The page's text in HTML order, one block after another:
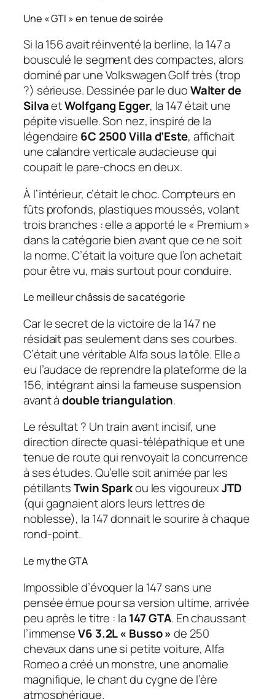
Une « GTI » en tenue de soirée
Si la 156 avait réinventé la berline, la 147 a
bousculé le segment des compactes, alors
dominé par une Volkswagen Golf très (trop
?) sérieuse. Dessinée par le duoWalter de
SilvaetWolfgang Egger, la 147 était une
pépite visuelle. Son nez, inspiré de la
légendaire 6C 2500 Villa d’Este, affichait
une calandre verticale audacieuse qui
coupait le pare-chocs en deux.
À l’intérieur, c’était le choc. Compteurs en
fûts profonds, plastiques moussés, volant
trois branches : elle a apporté le « Premium »
dans la catégorie bien avant que ce ne soit
la norme. C’était la voiture que l’on achetait
pour être vu, mais surtout pour conduire.
Le meilleur châssis de sa catégorie
Car le secret de la victoire de la 147 ne
résidait pas seulement dans ses courbes.
C’était une véritable Alfa sous la tôle. Elle a
eu l’audace de reprendre la plateforme de la
156, intégrant ainsi la fameuse suspension
avant àdouble triangulation.
Le résultat ? Un train avant incisif, une
direction directe quasi-télépathique et une
tenue de route qui renvoyait la concurrence
à ses études. Qu’elle soit animée par les
pétillantsTwin Sparkou les vigoureuxJTD
(qui gagnaient alors leurs lettres de
noblesse), la 147 donnait le sourire à chaque
rond-point.
Le mythe GTA
Impossible d’évoquer la 147 sans une
pensée émue pour sa version ultime, arrivée
peu après le titre : la 147 GTA. En chaussant
l’immenseV6 3.2L « Busso » de 250
chevaux dans une si petite voiture, Alfa
Romeo a créé un monstre, une anomalie
magnifique, le chant du cygne de l’ère
atmosphérique.